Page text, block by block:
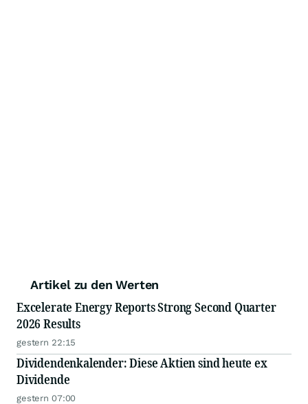
Artikel zu den Werten
Excelerate Energy Reports Strong Second Quarter
2026 Results
gestern 22:15
Dividendenkalender: Diese Aktien sind heute ex
Dividende
gestern 07:00